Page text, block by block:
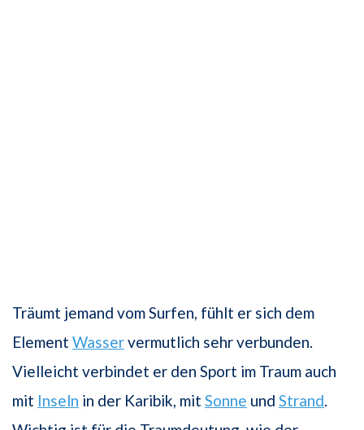
Träumt jemand vom Surfen, fühlt er sich dem
Element Wasservermutlich sehr verbunden.
Vielleicht verbindet er den Sport im Traum auch
mit Inseln in der Karibik, mit Sonne und Strand.